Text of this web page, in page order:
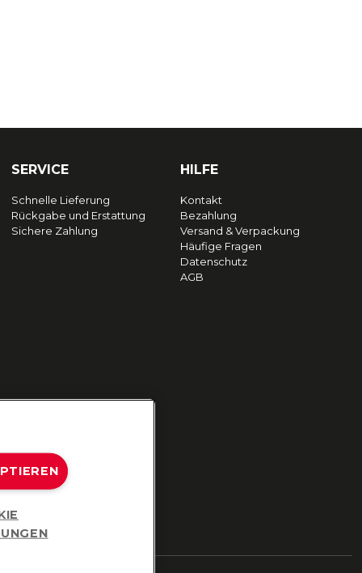
SERVICE
Schnelle Lieferung
Rückgabe und Erstattung
Sichere Zahlung
HILFE
Kontakt
Bezahlung
Versand & Verpackung
Häufige Fragen
Datenschutz
AGB